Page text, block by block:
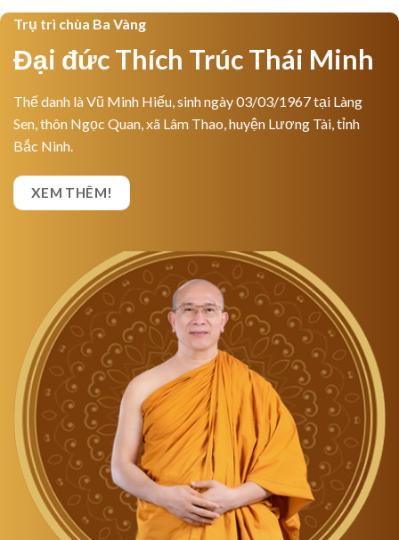
Trụ trì chùa Ba Vàng
Đại đức Thích Trúc Thái Minh
Thế danh là Vũ Minh Hiếu, sinh ngày 03/03/1967 tại Làng
Sen, thôn Ngọc Quan, xã Lâm Thao, huyện Lương Tài, tỉnh
Bắc Ninh.
XEM THÊM!